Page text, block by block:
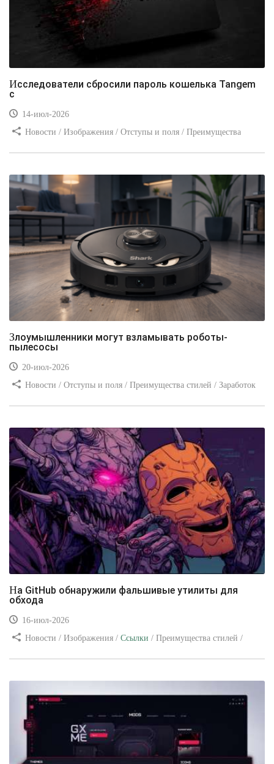
Исследователи сбросили пароль кошелька Tangem
с
14-июл-2026
Новости / Изображения / Отступы и поля / Преимущества
Злоумышленники могут взламывать роботы-
пылесосы
20-июл-2026
Новости / Отступы и поля / Преимущества стилей / Заработок
На GitHub обнаружили фальшивые утилиты для
обхода
16-июл-2026
Новости / Изображения / Ссылки / Преимущества стилей /